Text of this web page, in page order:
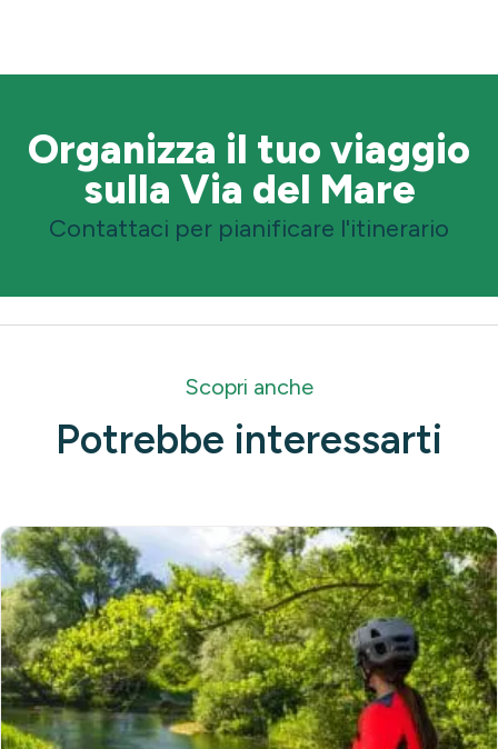
Organizza il tuo viaggio
sulla Via del Mare
Contattaci per pianificare l'itinerario
Scopri anche
Potrebbe interessarti